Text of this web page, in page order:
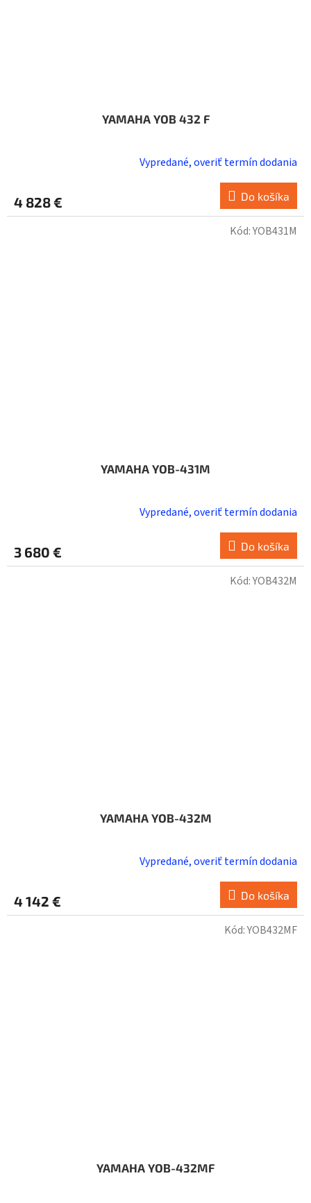
YAMAHA YOB 432 F
Vypredané, overiť termín dodania
4 828 € Do košíka
YAMAHA YOB-431M
Vypredané, overiť termín dodania
3 680 € Do košíka
Kód:YOB431M
YAMAHA YOB-432M
Vypredané, overiť termín dodania
4 142 € Do košíka
Kód:YOB432M
YAMAHA YOB-432MF
Kód:YOB432MF